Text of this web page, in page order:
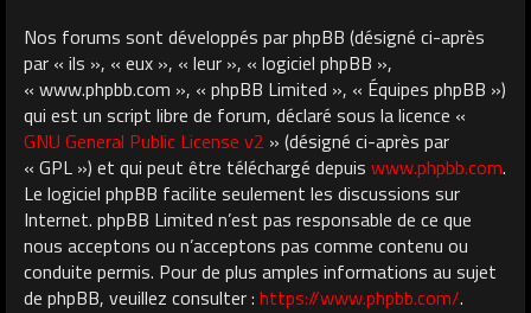
Nos forums sont développés par phpBB (désigné ci-après
par « ils », « eux », « leur », « logiciel phpBB »,
« www.phpbb.com », « phpBB Limited », « Équipes phpBB »)
qui est un script libre de forum, déclaré sous la licence «
GNU General Public License v2 » (désigné ci-après par
« GPL ») et qui peut être téléchargé depuis www.phpbb.com.
Le logiciel phpBB facilite seulement les discussions sur
Internet. phpBB Limited n’est pas responsable de ce que
nous acceptons ou n’acceptons pas comme contenu ou
conduite permis. Pour de plus amples informations au sujet
de phpBB, veuillez consulter : https://www.phpbb.com/.